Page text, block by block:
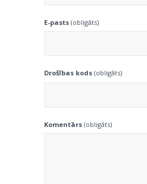
E-pasts (obligāts)
Drošības kods (obligāts)
Komentārs (obligāts)